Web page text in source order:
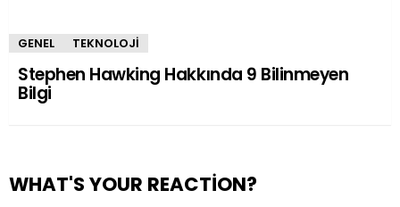
GENEL TEKNOLOJI
Stephen Hawking Hakkında 9 Bilinmeyen
Bilgi
WHAT'S YOUR REACTION?